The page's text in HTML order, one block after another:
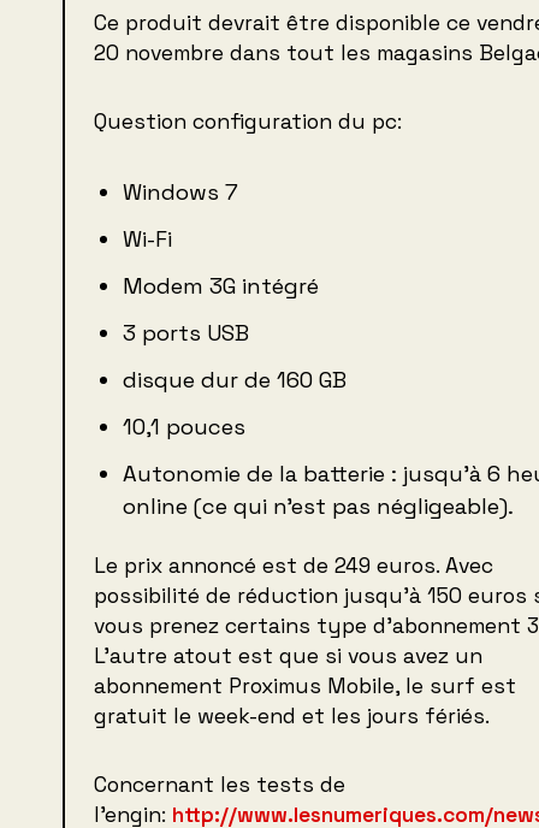
Ce produit devrait être disponible ce
20 novembre dans tout les magasins
Question configuration du pc:
Windows 7
Wi-Fi
Modem 3G intégré
3 ports USB
disque dur de 160 GB
10,1 pouces
Autonomie de la batterie : jusqu’à 6
online (ce qui n’est pas négligeable).
Le prix annoncé est de 249 euros. Avec
possibilité de réduction jusqu’à 150 euros
vous prenez certains type d’abonnement
L’autre atout est que si vous avez un
abonnement Proximus Mobile, le surf est
gratuit le week-end et les jours fériés.
Concernant les tests de
l’engin: http://www.lesnumeriques.com/